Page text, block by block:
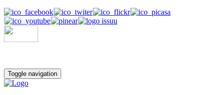
Toggle navigation